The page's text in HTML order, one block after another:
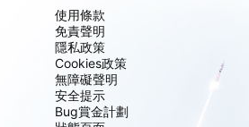
使用條款
免責聲明
隱私政策
Cookies政策
無障礙聲明
安全提示
Bug賞金計劃